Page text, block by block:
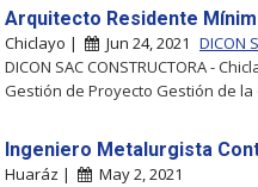
Arquitecto Residente
Chiclayo | Jun 24, 2021 DICON
DICON SAC CONSTRUCTORA -
Gestión de Proyecto Gestión de la
Ingeniero Metalurgista
Huaráz |
May 2, 2021